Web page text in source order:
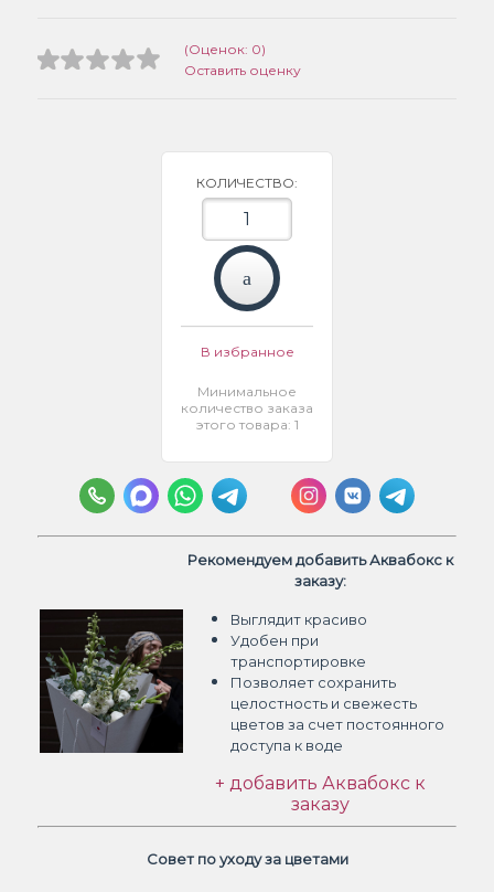
(Оценок: 0)
Оставить оценку
КОЛИЧЕСТВО:
В избранное
Минимальное
количество заказа
этого товара: 1
Рекомендуем добавить Аквабокс к
заказу:
Выглядит красиво
Удобен при
транспортировке
Позволяет сохранить
целостность и свежесть
цветов за счет постоянного
доступа к воде
+ добавить Аквабокс к
заказу
Совет по уходу за цветами